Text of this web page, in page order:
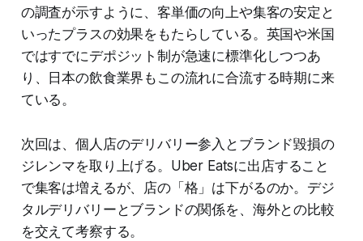
の調査が示すように、客単価の向上や集客の安定と
いったプラスの効果をもたらしている。英国や米国
ではすでにデポジット制が急速に標準化しつつあ
り、日本の飲食業界もこの流れに合流する時期に来
ている。
次回は、個人店のデリバリー参入とブランド毀損の
ジレンマを取り上げる。Uber Eatsに出店すること
で集客は増えるが、店の「格」は下がるのか。デジ
タルデリバリーとブランドの関係を、海外との比較
を交えて考察する。